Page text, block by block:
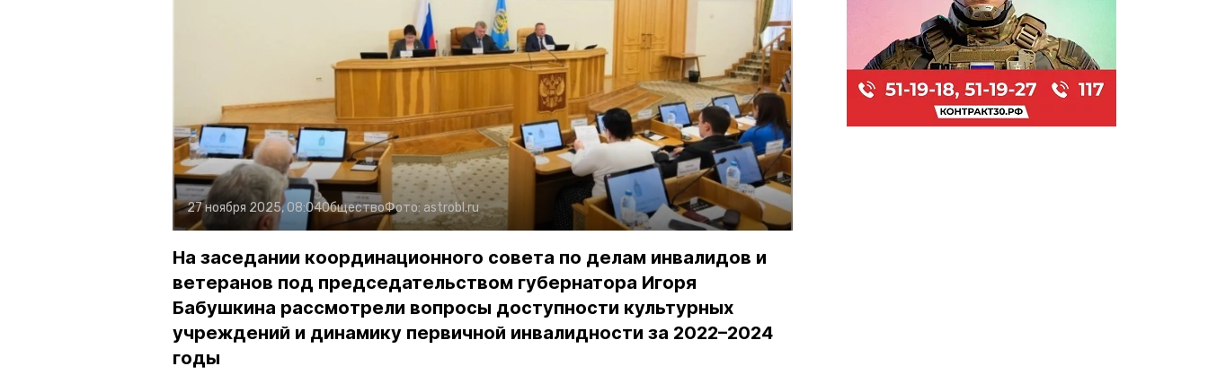
27 ноября 2025, 08:04ОбществоФото: astrobl.ru
На заседании координационного совета по делам инвалидов и
ветеранов под председательством губернатора Игоря
Бабушкина рассмотрели вопросы доступности культурных
учреждений и динамику первичной инвалидности за 2022–2024
годы